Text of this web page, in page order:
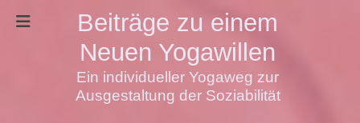
Beiträge zu einem
Neuen Yogawillen
Ein individueller Yogaweg zur
Ausgestaltung der Soziabilität